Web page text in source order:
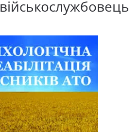
військослужбовець